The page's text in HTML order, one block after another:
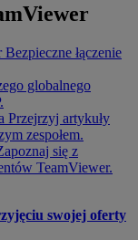
Bezpieczne łączenie
globalnego
Przejrzyj artykuły
zespołem.
się z
TeamViewer.
swojej oferty